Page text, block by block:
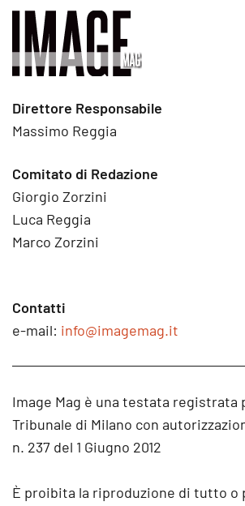
Direttore Responsabile
Massimo Reggia
Comitato di Redazione
Giorgio Zorzini
Luca Reggia
Marco Zorzini
Contatti
e-mail: info@imagemag.it
Image Mag è una testata registrata
Tribunale di Milano con
n. 237 del 1 Giugno 2012
È proibita la riproduzione di tutto o